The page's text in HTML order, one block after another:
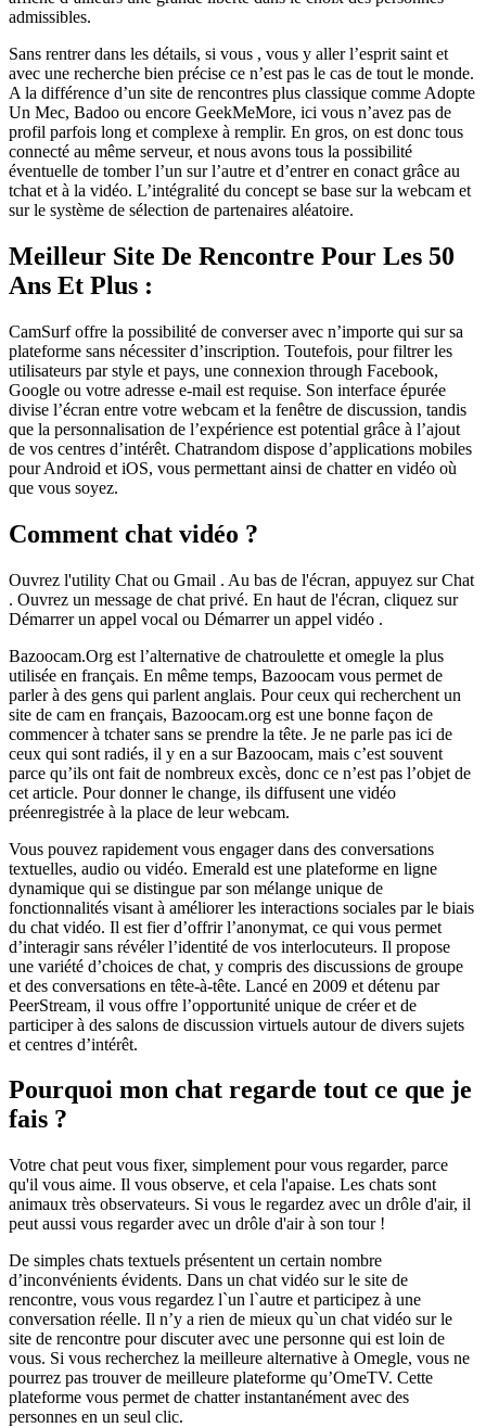
admissibles.
Sans rentrer dans les détails, si vous , vous y aller l’esprit saint et
avec une recherche bien précise ce n’est pas le cas de tout le monde.
A la différence d’un site de rencontres plus classique comme Adopte
Un Mec, Badoo ou encore GeekMeMore, ici vous n’avez pas de
profil parfois long et complexe à remplir. En gros, on est donc tous
connecté au même serveur, et nous avons tous la possibilité
éventuelle de tomber l’un sur l’autre et d’entrer en conact grâce au
tchat et à la vidéo. L’intégralité du concept se base sur la webcam et
sur le système de sélection de partenaires aléatoire.
Meilleur Site De Rencontre Pour Les 50
Ans Et Plus :
CamSurf offre la possibilité de converser avec n’importe qui sur sa
plateforme sans nécessiter d’inscription. Toutefois, pour filtrer les
utilisateurs par style et pays, une connexion through Facebook,
Google ou votre adresse e-mail est requise. Son interface épurée
divise l’écran entre votre webcam et la fenêtre de discussion, tandis
que la personnalisation de l’expérience est potential grâce à l’ajout
de vos centres d’intérêt. Chatrandom dispose d’applications mobiles
pour Android et iOS, vous permettant ainsi de chatter en vidéo où
que vous soyez.
Comment chat vidéo ?
Ouvrez l'utility Chat ou Gmail . Au bas de l'écran, appuyez sur Chat
. Ouvrez un message de chat privé. En haut de l'écran, cliquez sur
Démarrer un appel vocal ou Démarrer un appel vidéo .
Bazoocam.Org est l’alternative de chatroulette et omegle la plus
utilisée en français. En même temps, Bazoocam vous permet de
parler à des gens qui parlent anglais. Pour ceux qui recherchent un
site de cam en français, Bazoocam.org est une bonne façon de
commencer à tchater sans se prendre la tête. Je ne parle pas ici de
ceux qui sont radiés, il y en a sur Bazoocam, mais c’est souvent
parce qu’ils ont fait de nombreux excès, donc ce n’est pas l’objet de
cet article. Pour donner le change, ils diffusent une vidéo
préenregistrée à la place de leur webcam.
Vous pouvez rapidement vous engager dans des conversations
textuelles, audio ou vidéo. Emerald est une plateforme en ligne
dynamique qui se distingue par son mélange unique de
fonctionnalités visant à améliorer les interactions sociales par le biais
du chat vidéo. Il est fier d’offrir l’anonymat, ce qui vous permet
d’interagir sans révéler l’identité de vos interlocuteurs. Il propose
une variété d’choices de chat, y compris des discussions de groupe
et des conversations en tête-à-tête. Lancé en 2009 et détenu par
PeerStream, il vous offre l’opportunité unique de créer et de
participer à des salons de discussion virtuels autour de divers sujets
et centres d’intérêt.
Pourquoi mon chat regarde tout ce que je
fais ?
Votre chat peut vous fixer, simplement pour vous regarder, parce
qu'il vous aime. Il vous observe, et cela l'apaise. Les chats sont
animaux très observateurs. Si vous le regardez avec un drôle d'air, il
peut aussi vous regarder avec un drôle d'air à son tour !
De simples chats textuels présentent un certain nombre
d’inconvénients évidents. Dans un chat vidéo sur le site de
rencontre, vous vous regardez l`un l`autre et participez à une
conversation réelle. Il n’y a rien de mieux qu`un chat vidéo sur le
site de rencontre pour discuter avec une personne qui est loin de
vous. Si vous recherchez la meilleure alternative à Omegle, vous ne
pourrez pas trouver de meilleure plateforme qu’OmeTV. Cette
plateforme vous permet de chatter instantanément avec des
personnes en un seul clic.